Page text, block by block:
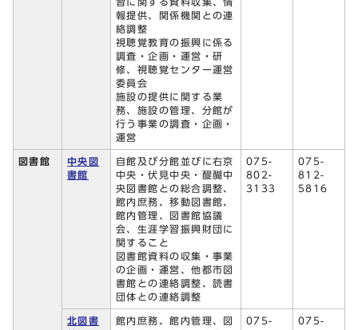
習に関する資料収集、情
報提供、関係機関との連
絡調整
視聴覚教育の振興に係る
調査・企画・運営・研
修、視聴覚センター運営
委員会
施設の提供に関する業
務、施設の管理、分館が
行う事業の調査・企画・
運営
図書館
中央図
書館
自館及び分館並びに右京
中央・伏見中央・醍醐中
央図書館との総合調整、
館内庶務、移動図書館、
館内管理、図書館協議
会、生涯学習振興財団に
関すること
図書館資料の収集・事業
の企画・運営、他都市図
書館との連絡調整、読書
団体との連絡調整
075-
802-
3133
075-
812-
5816
北図書
館内庶務、館内管理、図
075-
075-